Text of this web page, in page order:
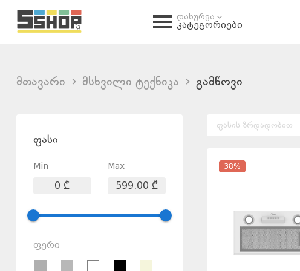
დახურვა
კატეგორიები
მთავარი მსხვილი ტექნიკა გამწოვი
ფასი
Min
0 ₾
Max
599.00 ₾
ფერი
ფასის ზრდადობით
38%